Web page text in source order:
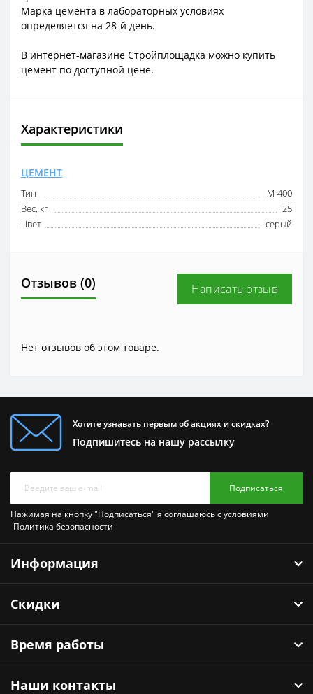
Марка цемента в лабораторных условиях
определяется на 28-й день.
В интернет-магазине Стройплощадка можно купить
цемент по доступной цене.
Характеристики
ЦЕМЕНТ
Тип
М-400
Вес, кг
25
Цвет
серый
Отзывов (0) Написать отзыв
Нет отзывов об этом товаре.
Хотите узнавать первым об акциях и скидках?
Подпишитесь на нашу рассылку
Подписаться
Нажимая на кнопку "Подписаться" я соглашаюсь с условиями
Политика безопасности
Информация
Скидки
Время работы
Наши контакты